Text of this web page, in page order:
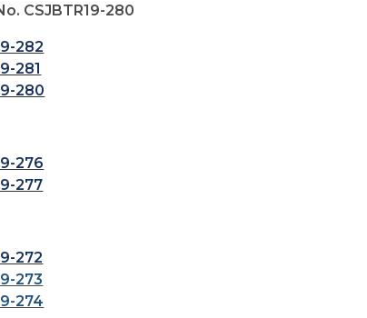
280
282
281
280
276
277
272
273
274